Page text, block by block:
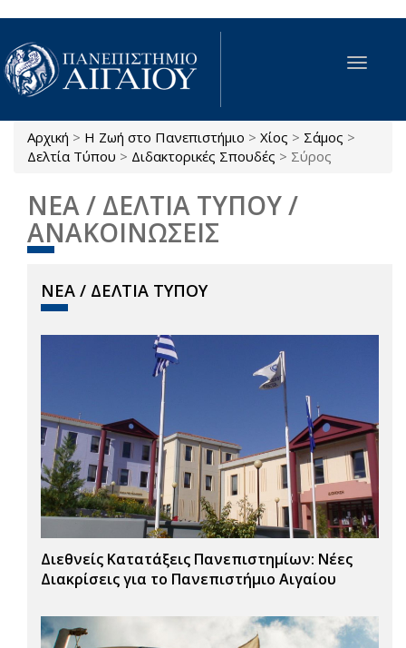
Παράκαμψη προς το κυρίως περιεχόμενο
Toggle
Είστε εδώ
Αρχική > Η Ζωή στο Πανεπιστήμιο > Χίος > Σάμος >
Δελτία Τύπου > Διδακτορικές Σπουδές > Σύρος
ΝΕΑ / ΔΕΛΤΙΑ ΤΥΠΟΥ /
ΑΝΑΚΟΙΝΩΣΕΙΣ
ΝΕΑ / ΔΕΛΤΙΑ ΤΥΠΟΥ
Διεθνείς Κατατάξεις Πανεπιστημίων: Νέες
Διακρίσεις για το Πανεπιστήμιο Αιγαίου